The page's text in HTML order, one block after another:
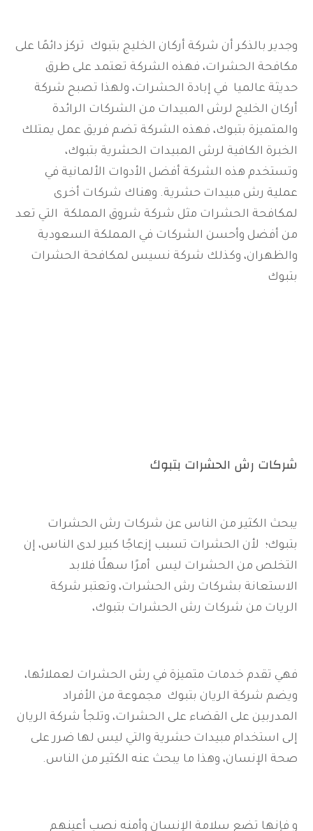
وجدير بالذكر أن شركة أركان الخليج بتبوك تركز دائمًا على
مكافحة الحشرات، فهذه الشركة تعتمد على طرق
حديثة عالميا في إبادة الحشرات، ولهذا تصبح شركة
أركان الخليج لرش المبيدات من الشركات الرائدة
والمتميزة بتبوك، فهذه الشركة تضم فريق عمل يمتلك
الخبرة الكافية لرش المبيدات الحشرية بتبوك،
وتستخدم هذه الشركة أفضل الأدوات الألمانية في
عملية رش مبيدات حشرية. وهناك شركات أخرى
لمكافحة الحشرات مثل شركة شروق المملكة التي تعد
من أفضل وأحسن الشركات في المملكة السعودية
والظهران، وكذلك شركة نسيس لمكافحة الحشرات
بتبوك
شركات رش الحشرات بتبوك
يبحث الكثير من الناس عن شركات رش الحشرات
بتبوك؛ لأن الحشرات تسبب إزعاجًا كبير لدى الناس، إن
التخلص من الحشرات ليس أمرًا سهلًا فلابد
الاستعانة بشركات رش الحشرات، وتعتبر شركة
الريات من شركات رش الحشرات بتبوك،
فهي تقدم خدمات متميزة في رش الحشرات لعملائها،
ويضم شركة الريان بتبوك مجموعة من الأفراد
المدربين على القضاء على الحشرات، وتلجأ شركة الريان
إلى استخدام مبيدات حشرية والتي ليس لها ضرر على
صحة الإنسان، وهذا ما يبحث عنه الكثير من الناس.
و فإنها تضع سلامة الإنسان وأمنه نصب أعينهم